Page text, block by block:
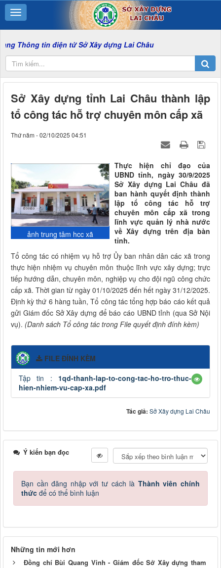
tin điện tử Sở Xây dựng Lai Châu
Sở Xây dựng tỉnh Lai Châu thành lập
tổ công tác hỗ trợ chuyên môn cấp xã
Thứ năm - 02/10/2025 04:51
ảnh trung tâm hcc xã
Thực hiện chỉ đạo của
UBND tỉnh, ngày 30/9/2025
Sở Xây dựng Lai Châu đã
ban hành quyết định thành
lập tổ công tác hỗ trợ
chuyên môn cấp xã trong
lĩnh vực quản lý nhà nước
về Xây dựng trên địa bàn
tỉnh.
Tổ công tác có nhiệm vụ hỗ trợ Ủy ban nhân dân các xã trong
thực hiện nhiệm vụ chuyên môn thuộc lĩnh vực xây dựng; trực
tiếp hướng dẫn, chuyên môn, nghiệp vụ cho đội ngũ công chức
cấp xã. Thời gian từ ngày 01/10/2025 đến hết ngày 31/12/2025.
Định kỳ thứ 6 hàng tuần, Tổ công tác tổng hợp báo cáo kết quả
gửi Giám đốc Sở Xây dựng để báo cáo UBND tỉnh (qua Sở Nội
vụ). (Danh sách Tổ công tác trong File quyết định đính kèm)
FILE ĐÍNH KÈM
Tập tin : 1qd-thanh-lap-to-cong-tac-ho-tro-thuc-
hien-nhiem-vu-cap-xa.pdf
Tác giả: Sở Xây dựng Lai Châu
Ý kiến bạn đọc
Bạn cần đăng nhập với tư cách là Thành viên chính
thức để có thể bình luận
Những tin mới hơn
Đồng chí Bùi Quang Vinh - Giám đốc Sở Xây dựng tham